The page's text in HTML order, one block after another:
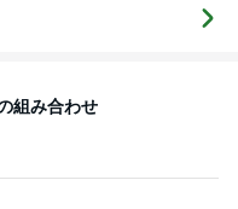
組み合わせ